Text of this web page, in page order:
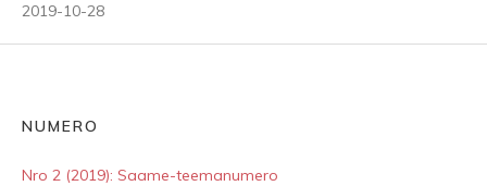
2019-10-28
NUMERO
Nro 2 (2019): Saame-teemanumero